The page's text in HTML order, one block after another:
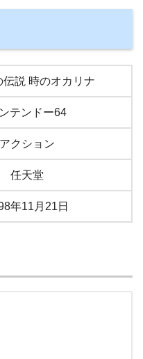
伝説 時のオカリナ
テンドー64
アクション
任天堂
年11月21日